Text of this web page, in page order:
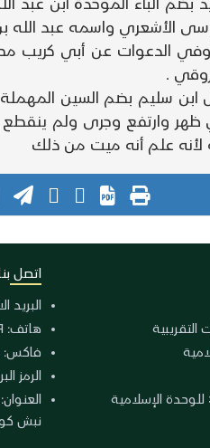
الأشعري واسمه عبد الله
الدعوات عن أبي كريب
.
ابن سليم بضم السين
وارتفع وجرى ولم ينقطع
له لأنه علم أنه ميت من ذلك
التقريبية
اتصل
البريد
هاتف: ٩ ـ ٩٨٢٥٣٧٧٥٥٤٤٥ +
فاكس: ٩٨٢٥٣٧٧٥٥٤٤٨ +
الرمز البريدي:
نبش كوجه ٤ ص.ب: